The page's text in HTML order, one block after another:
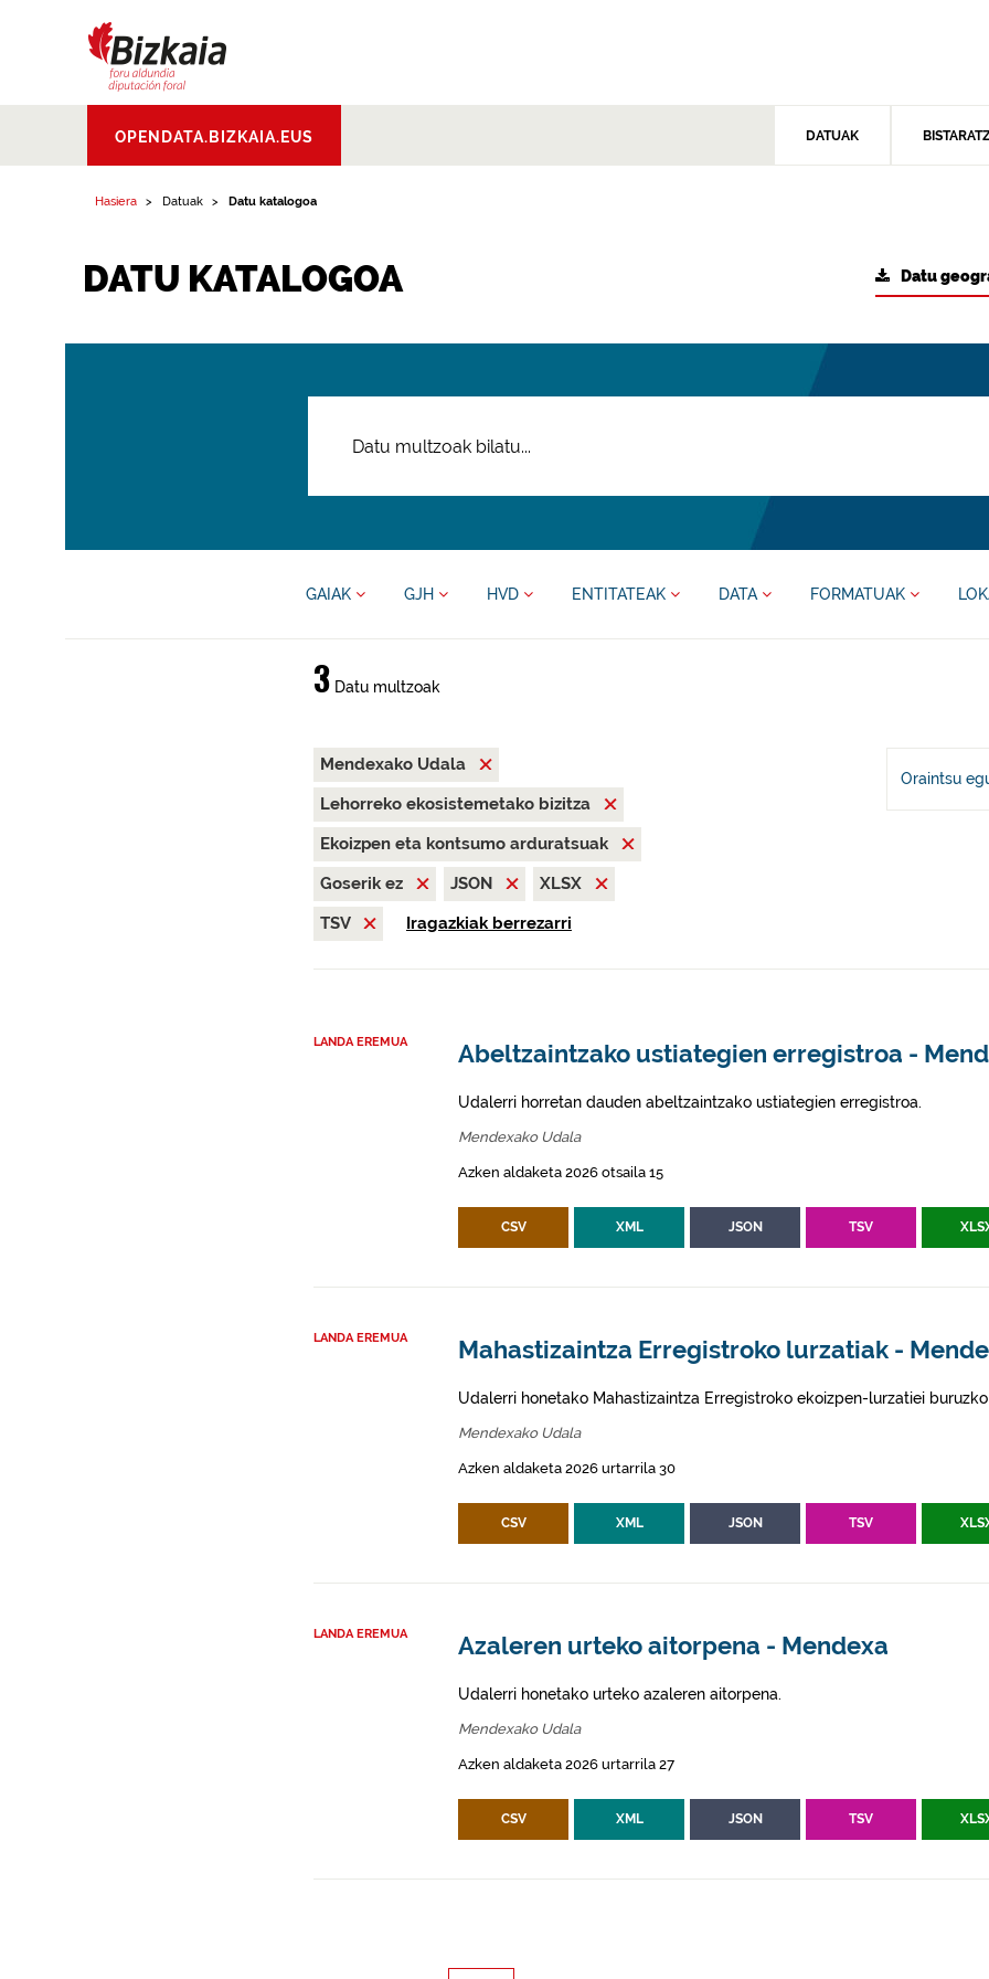
Aldundia.Diputacion
Foral de Bizkaia
OPENDATA.BIZKAIA.EUS DATUAK
Hasiera Datuak Datu katalogoa
DATU KATALOGOA Datu
GAIAK GJH HVD ENTITATEAK DATA FORMATUAK
3Datu multzoak
Mendexako Udala
Lehorreko ekosistemetako bizitza
Ekoizpen eta kontsumo arduratsuak
Goserik ez
JSON
XLSX
TSV
Iragazkiak berrezarri
Oraintsu
LANDA EREMUA Abeltzaintzako ustiategien erregistroa -
Udalerri horretan dauden abeltzaintzako ustiategien erregistroa.
Mendexako Udala
Azken aldaketa 2026 otsaila 15
CSV XML JSON TSV
LANDA EREMUA Mahastizaintza Erregistroko lurzatiak -
Udalerri honetako Mahastizaintza Erregistroko ekoizpen-lurzatiei
Mendexako Udala
Azken aldaketa 2026 urtarrila 30
CSV XML JSON TSV
LANDA EREMUA Azaleren urteko aitorpena - Mendexa
Udalerri honetako urteko azaleren aitorpena.
Mendexako Udala
Azken aldaketa 2026 urtarrila 27
CSV XML JSON TSV